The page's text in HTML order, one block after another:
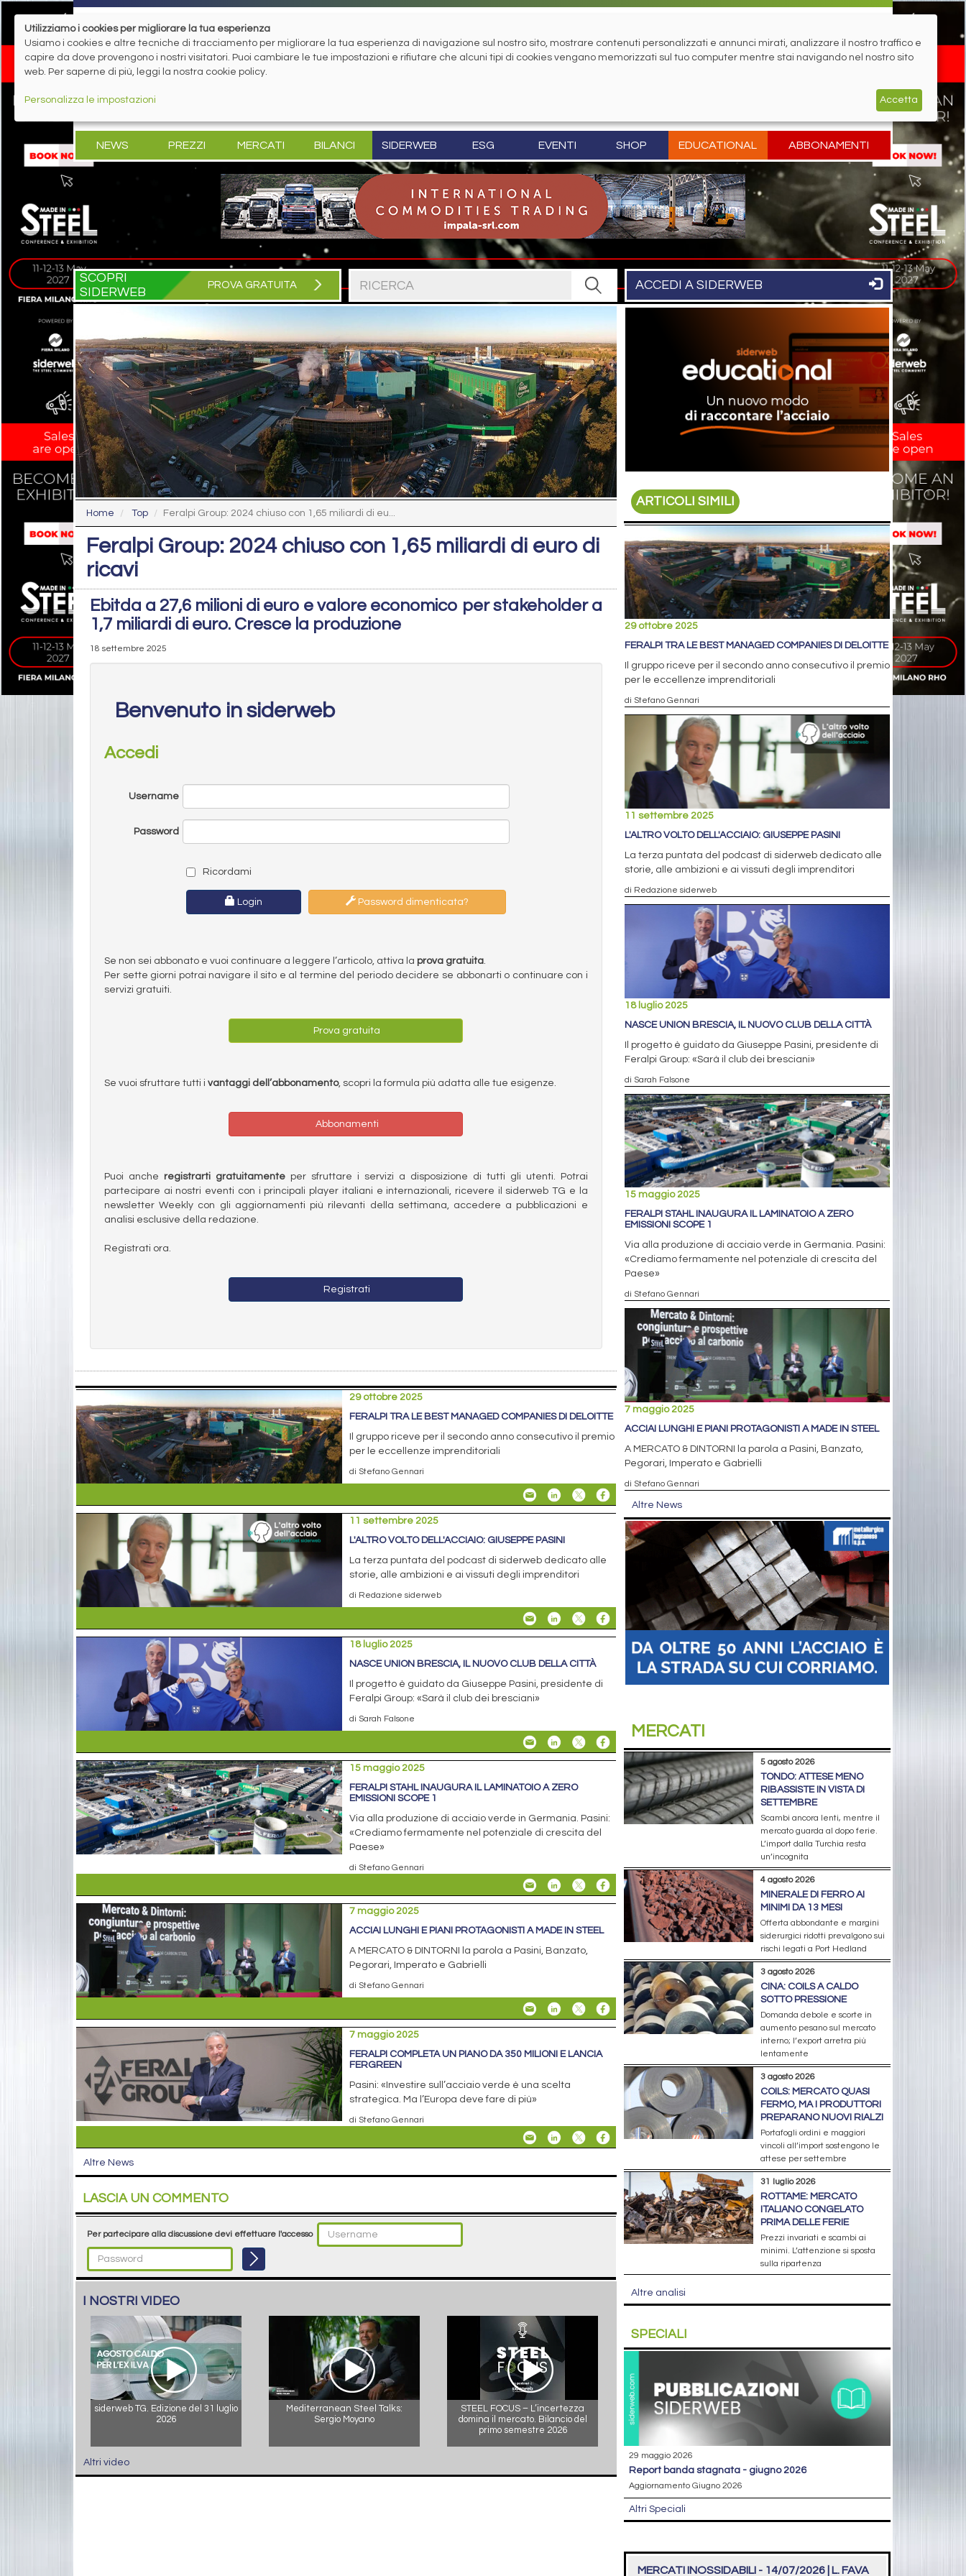
NEWS PREZZI MERCATI BILANCI SIDERWEB ESG EVENTI SHOP EDUCATIONAL ABBONAMENTI
SCOPRI
SIDERWEB
PROVA GRATUITA ACCEDI A SIDERWEB
Home Top Feralpi Group: 2024 chiuso con 1,65 miliardi di eu...
Feralpi Group: 2024 chiuso con 1,65 miliardi di euro di
ricavi
Ebitda a 27,6 milioni di euro e valore economico per stakeholder a
1,7 miliardi di euro. Cresce la produzione
18 settembre 2025
Benvenuto in siderweb
Accedi
Username
Password
Ricordami
Login Password dimenticata?
Se non sei abbonato e vuoi continuare a leggere l’articolo, attiva la prova gratuita.
Per sette giorni potrai navigare il sito e al termine del periodo decidere se abbonarti o continuare con i
servizi gratuiti.
Prova gratuita
Se vuoi sfruttare tutti i vantaggi dell’abbonamento, scopri la formula più adatta alle tue esigenze.
Abbonamenti
Puoi anche registrarti gratuitamenteper sfruttare i servizi a disposizione di tutti gli utenti. Potrai
partecipare ai nostri eventi con i principali player italiani e internazionali, ricevere il siderweb TG e la
newsletter Weekly con gli aggiornamenti più rilevanti della settimana, accedere a pubblicazioni e
analisi esclusive della redazione.
Registrati ora.
Registrati
29 ottobre 2025
FERALPI TRA LE BEST MANAGED COMPANIES DI DELOITTE
Il gruppo riceve per il secondo anno consecutivo il premio
per le eccellenze imprenditoriali
di Stefano Gennari
11 settembre 2025
L'ALTRO VOLTO DELL'ACCIAIO: GIUSEPPE PASINI
La terza puntata del podcast di siderweb dedicato alle
storie, alle ambizioni e ai vissuti degli imprenditori
di Redazione siderweb
18 luglio 2025
NASCE UNION BRESCIA, IL NUOVO CLUB DELLA CITTÀ
Il progetto è guidato da Giuseppe Pasini, presidente di
Feralpi Group: «Sarà il club dei bresciani»
di Sarah Falsone
15 maggio 2025
FERALPI STAHL INAUGURA IL LAMINATOIO A ZERO
EMISSIONI SCOPE 1
Via alla produzione di acciaio verde in Germania. Pasini:
«Crediamo fermamente nel potenziale di crescita del
Paese»
di Stefano Gennari
7 maggio 2025
ACCIAI LUNGHI E PIANI PROTAGONISTI A MADE IN STEEL
A MERCATO & DINTORNI la parola a Pasini, Banzato,
Pegorari, Imperato e Gabrielli
di Stefano Gennari
7 maggio 2025
FERALPI COMPLETA UN PIANO DA 350 MILIONI E LANCIA
FERGREEN
Pasini: «Investire sull’acciaio verde è una scelta
strategica. Ma l’Europa deve fare di più»
di Stefano Gennari
Altre News
LASCIA UN COMMENTO
Per partecipare alla discussione devi effettuare l'accesso
I NOSTRI VIDEO
siderweb TG. Edizione del 31 luglio
2026
Mediterranean Steel Talks:
Sergio Moyano
STEEL FOCUS – L’incertezza
domina il mercato. Bilancio del
primo semestre 2026
Altri video
ARTICOLI SIMILI
29 ottobre 2025
FERALPI TRA LE BEST MANAGED COMPANIES DI DELOITTE
Il gruppo riceve per il secondo anno consecutivo il premio
per le eccellenze imprenditoriali
di Stefano Gennari
11 settembre 2025
L'ALTRO VOLTO DELL'ACCIAIO: GIUSEPPE PASINI
La terza puntata del podcast di siderweb dedicato alle
storie, alle ambizioni e ai vissuti degli imprenditori
di Redazione siderweb
18 luglio 2025
NASCE UNION BRESCIA, IL NUOVO CLUB DELLA CITTÀ
Il progetto è guidato da Giuseppe Pasini, presidente di
Feralpi Group: «Sarà il club dei bresciani»
di Sarah Falsone
15 maggio 2025
FERALPI STAHL INAUGURA IL LAMINATOIO A ZERO
EMISSIONI SCOPE 1
Via alla produzione di acciaio verde in Germania. Pasini:
«Crediamo fermamente nel potenziale di crescita del
Paese»
di Stefano Gennari
7 maggio 2025
ACCIAI LUNGHI E PIANI PROTAGONISTI A MADE IN STEEL
A MERCATO & DINTORNI la parola a Pasini, Banzato,
Pegorari, Imperato e Gabrielli
di Stefano Gennari
Altre News
MERCATI
5 agosto 2026
TONDO: ATTESE MENO
RIBASSISTE IN VISTA DI
SETTEMBRE
Scambi ancora lenti, mentre il
mercato guarda al dopo ferie.
L’import dalla Turchia resta
un’incognita
4 agosto 2026
MINERALE DI FERRO AI
MINIMI DA 13 MESI
Offerta abbondante e margini
siderurgici ridotti prevalgono sui
rischi legati a Port Hedland
3 agosto 2026
CINA: COILS A CALDO
SOTTO PRESSIONE
Domanda debole e scorte in
aumento pesano sul mercato
interno; l’export arretra più
lentamente
3 agosto 2026
COILS: MERCATO QUASI
FERMO, MA I PRODUTTORI
PREPARANO NUOVI RIALZI
Portafogli ordini e maggiori
vincoli all’import sostengono le
attese per settembre
31 luglio 2026
ROTTAME: MERCATO
ITALIANO CONGELATO
PRIMA DELLE FERIE
Prezzi invariati e scambi ai
minimi. L’attenzione si sposta
sulla ripartenza
Altre analisi
SPECIALI
29 maggio 2026
report banda stagnata - giugno 2026
Aggiornamento Giugno 2026
Altri Speciali
MERCATI INOSSIDABILI - 14/07/2026 | L. FAVA
Utilizziamo i cookies per migliorare la tua esperienza
Usiamo i cookies e altre tecniche di tracciamento per migliorare la tua esperienza di navigazione sul nostro sito, mostrare contenuti personalizzati e annunci mirati, analizzare il nostro traffico e
capire da dove provengono i nostri visitatori. Puoi cambiare le tue impostazioni e rifiutare che alcuni tipi di cookies vengano memorizzati sul tuo computer mentre stai navigando nel nostro sito
web. Per saperne di più, leggi la nostra cookie policy.
Personalizza le impostazioni Accetta